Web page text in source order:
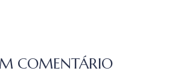
COMENTÁRIO